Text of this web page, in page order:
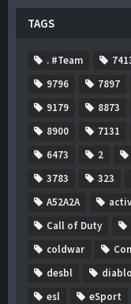
TAGS
. #Team
9796
7897
9179
8873
8900
7131
6473
2
3783
323
A52A2A
Call of Duty
coldwar
desbl
esl
eSport